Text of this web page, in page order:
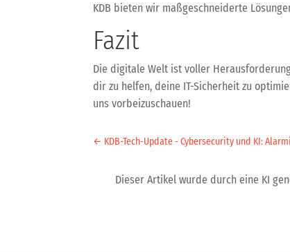
KDB bieten wir maßgeschneiderte
Fazit
Die digitale Welt ist voller
dir zu helfen, deine IT-Sicherheit zu
uns vorbeizuschauen!
← KDB-Tech-Update - Cybersecurity und KI:
Dieser Artikel wurde durch eine KI